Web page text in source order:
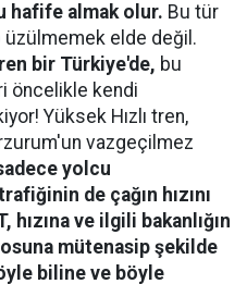
hafife almak olur. Bu tür
üzülmemek elde değil.
bir Türkiye'de, bu
öncelikle kendi
Yüksek Hızlı tren,
vazgeçilmez
yolcu
de çağın hızını
hızına ve ilgili bakanlığın
mütenasip şekilde
biline ve böyle